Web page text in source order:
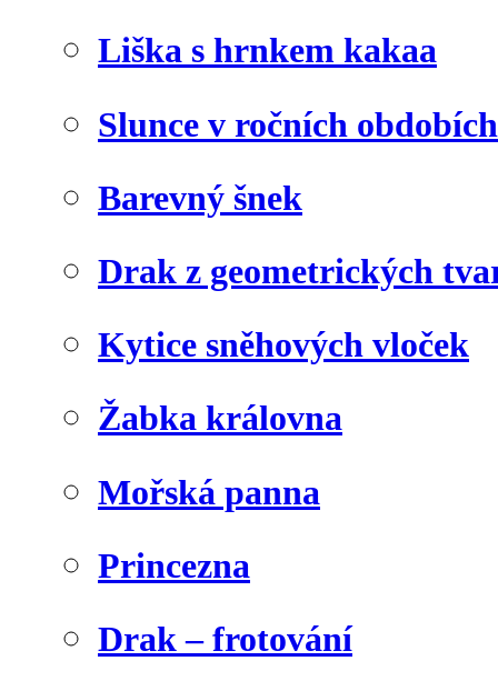
Liška s hrnkem kakaa
Slunce v ročních obdobích
Barevný šnek
Drak z geometrických
Kytice sněhových vloček
Žabka královna
Mořská panna
Princezna
Drak – frotování